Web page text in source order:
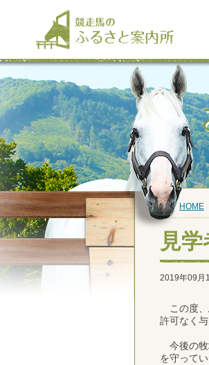
HOME
見
2019年09月
この度、
許可なく
今後の牧
を守って